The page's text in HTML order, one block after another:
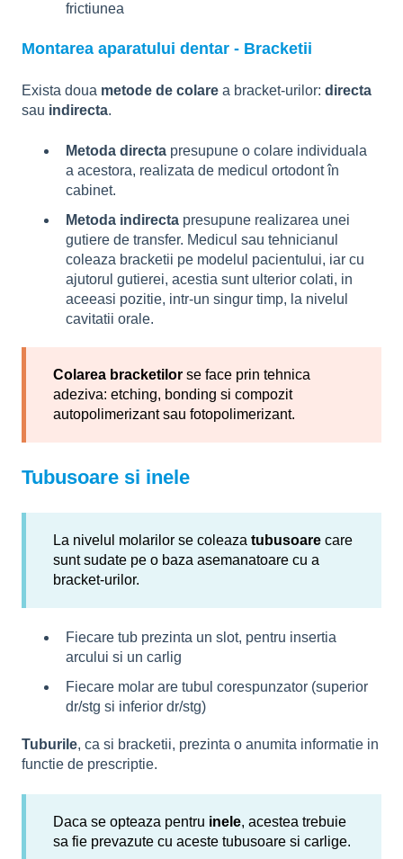
frictiunea
Montarea aparatului dentar - Bracketii
Exista doua metode de colare a bracket-urilor: directa
sau indirecta.
Metoda directa presupune o colare individuala
a acestora, realizata de medicul ortodont în
cabinet.
Metoda indirecta presupune realizarea unei
gutiere de transfer. Medicul sau tehnicianul
coleaza bracketii pe modelul pacientului, iar cu
ajutorul gutierei, acestia sunt ulterior colati, in
aceeasi pozitie, intr-un singur timp, la nivelul
cavitatii orale.
Colarea bracketilor se face prin tehnica
adeziva: etching, bonding si compozit
autopolimerizant sau fotopolimerizant.
Tubusoare si inele
La nivelul molarilor se coleaza tubusoare care
sunt sudate pe o baza asemanatoare cu a
bracket-urilor.
Fiecare tub prezinta un slot, pentru insertia
arcului si un carlig
Fiecare molar are tubul corespunzator (superior
dr/stg si inferior dr/stg)
Tuburile, ca si bracketii, prezinta o anumita informatie in
functie de prescriptie.
Daca se opteaza pentru inele, acestea trebuie
sa fie prevazute cu aceste tubusoare si carlige.